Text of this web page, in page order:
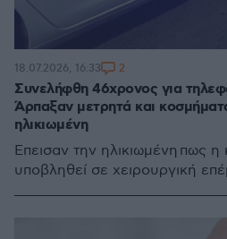
Συνελήφθη 46χρονος για
Άρπαξαν μετρητά και
ηλικιωμένη
Έπεισαν την ηλικιωμένη πως
υποβληθεί σε χειρουργική
18.07.2026, 16:33 2